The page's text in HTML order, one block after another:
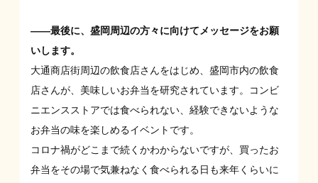
――最後に、盛岡周辺の方々に向けてメッセージをお願
いします。
大通商店街周辺の飲食店さんをはじめ、盛岡市内の飲食
店さんが、美味しいお弁当を研究されています。コンビ
ニエンスストアでは食べられない、経験できないような
お弁当の味を楽しめるイベントです。
コロナ禍がどこまで続くかわからないですが、買ったお
弁当をその場で気兼ねなく食べられる日も来年くらいに